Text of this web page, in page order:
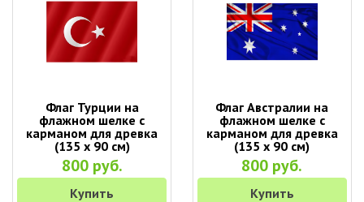
Флаг Турции на
флажном шелке с
карманом для древка
(135 х 90 см)
800 руб.
Купить
Флаг Австралии на
флажном шелке с
карманом для древка
(135 х 90 см)
800 руб.
Купить